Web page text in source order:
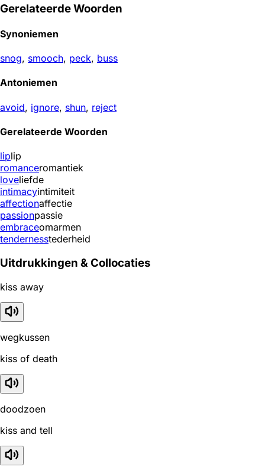
Gerelateerde Woorden
Synoniemen
snog, smooch, peck, buss
Antoniemen
avoid, ignore, shun, reject
Gerelateerde Woorden
liplip
romanceromantiek
loveliefde
intimacyintimiteit
affectionaffectie
passionpassie
embraceomarmen
tendernesstederheid
Uitdrukkingen & Collocaties
kiss away
wegkussen
kiss of death
doodzoen
kiss and tell